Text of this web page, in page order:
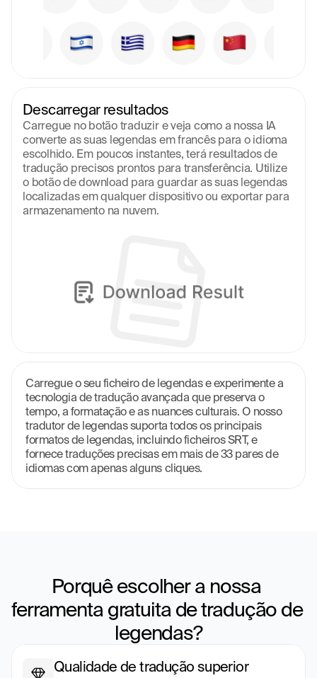
Descarregar resultados
Carregue no botão traduzir e veja como a nossa IA
converte as suas legendas em francês para o idioma
escolhido. Em poucos instantes, terá resultados de
tradução precisos prontos para transferência. Utilize
o botão de download para guardar as suas legendas
localizadas em qualquer dispositivo ou exportar para
armazenamento na nuvem.
Carregue o seu ficheiro de legendas e experimente a
tecnologia de tradução avançada que preserva o
tempo, a formatação e as nuances culturais. O nosso
tradutor de legendas suporta todos os principais
formatos de legendas, incluindo ficheiros SRT, e
fornece traduções precisas em mais de 33 pares de
idiomas com apenas alguns cliques.
Porquê escolher a nossa
ferramenta gratuita de tradução de
legendas?
Qualidade de tradução superior